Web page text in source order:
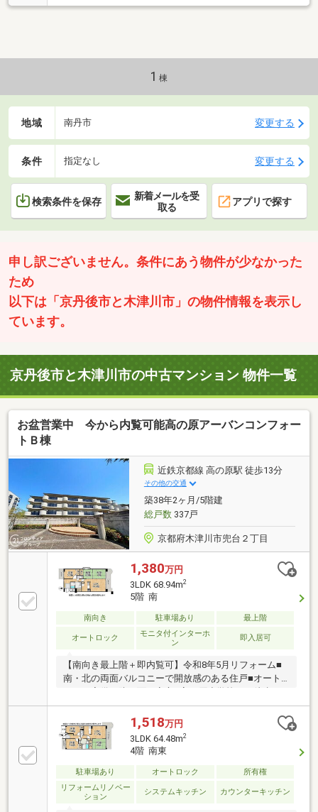
1 棟
地域 南丹市 変更する
条件 指定なし 変更する
検索条件を保存
新着メールを受
取る
アプリで探す
申し訳ございません。条件にあう物件が少なかった
ため
以下は「京丹後市と木津川市」の物件情報を表示し
ています。
京丹後市と木津川市の中古マンション 物件一覧
お盆営業中 今から内覧可能高の原アーバンコンフォー
トＢ棟
近鉄京都線 高の原駅 徒歩13分
その他の交通
築38年2ヶ月/5階建
総戸数337戸
京都府木津川市兜台２丁目
1,380万円
3LDK 68.94m2
5階 南
南向き 駐車場あり 最上階
オートロック
モニタ付インターホ
ン
即入居可
【南向き最上階＋即内覧可】令和8年5月リフォーム■
南・北の両面バルコニーで開放感のある住戸■オート
ロック完備で防犯面も安心■高の原小学校まで徒歩10
分でお子様の登下校も安心の距離
1,518万円
3LDK 64.48m2
4階 南東
駐車場あり オートロック
所有権
リフォームリノベー
ション
システムキッチン カウンターキッチン